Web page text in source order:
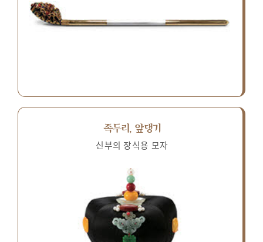
족두리, 앞댕기
신부의 장식용 모자